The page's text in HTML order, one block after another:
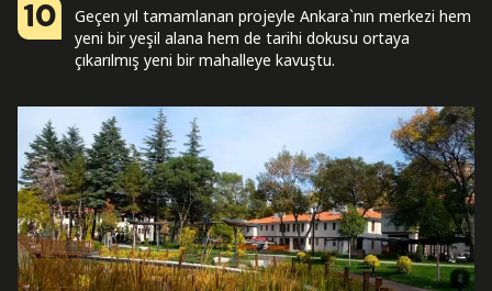
10
Geçen yıl tamamlanan projeyle Ankara`nın merkezi hem
yeni bir yeşil alana hem de tarihi dokusu ortaya
çıkarılmış yeni bir mahalleye kavuştu.